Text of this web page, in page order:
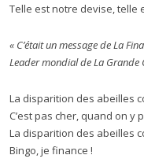
Telle est notre devise, telle
« C’était un message de La
Leader mondial de La
La disparition des abeilles
C’est pas cher, quand on y
La disparition des abeilles
Bingo, je finance !